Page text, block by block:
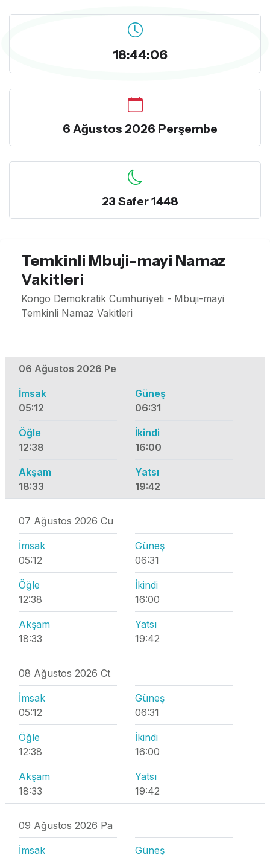
18:44:07
6 Ağustos 2026 Perşembe
23 Safer 1448
Temkinli Mbuji-mayi Namaz
Vakitleri
Kongo Demokratik Cumhuriyeti - Mbuji-mayi
Temkinli Namaz Vakitleri
06 Ağustos 2026 Pe
İmsak
05:12
Güneş
06:31
Öğle
12:38
İkindi
16:00
Akşam
18:33
Yatsı
19:42
07 Ağustos 2026 Cu
İmsak
05:12
Güneş
06:31
Öğle
12:38
İkindi
16:00
Akşam
18:33
Yatsı
19:42
08 Ağustos 2026 Ct
İmsak
05:12
Güneş
06:31
Öğle
12:38
İkindi
16:00
Akşam
18:33
Yatsı
19:42
09 Ağustos 2026 Pa
İmsak Güneş